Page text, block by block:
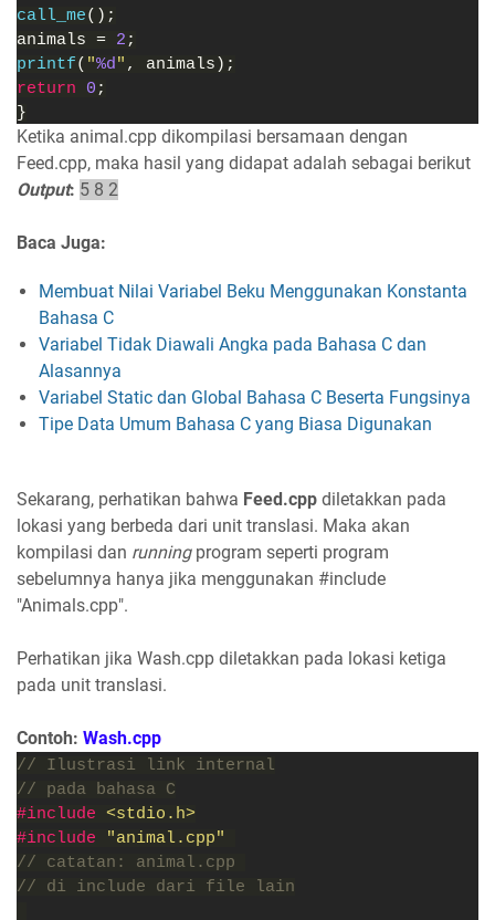
call_me();
animals = 2 ;
printf( "%d " , animals);
return 0 ;
}
Ketika animal.cpp dikompilasi bersamaan dengan
Feed.cpp, maka hasil yang didapat adalah sebagai berikut
Output: 5 8 2
Baca Juga:
Membuat Nilai Variabel Beku Menggunakan Konstanta
Bahasa C
Variabel Tidak Diawali Angka pada Bahasa C dan
Alasannya
Variabel Static dan Global Bahasa C Beserta Fungsinya
Tipe Data Umum Bahasa C yang Biasa Digunakan
Sekarang, perhatikan bahwa Feed.cpp diletakkan pada
lokasi yang berbeda dari unit translasi. Maka akan
kompilasi dan runningprogram seperti program
sebelumnya hanya jika menggunakan #include
"Animals.cpp".
Perhatikan jika Wash.cpp diletakkan pada lokasi ketiga
pada unit translasi.
Contoh: Wash.cpp
// Ilustrasi link internal
// pada bahasa C
#include <stdio.h>
#include
"animal.cpp"
// catatan: animal.cpp
// di include dari file lain